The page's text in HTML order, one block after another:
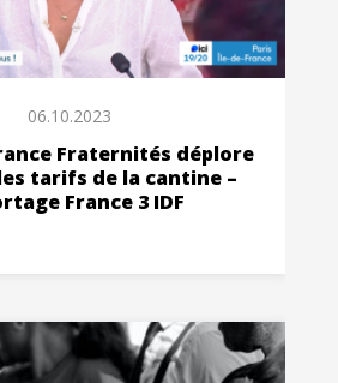
06.10.2023
Fraternités déplore
tarifs de la cantine –
France 3 IDF